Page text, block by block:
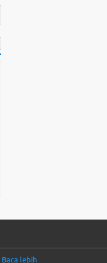
Baca lebih